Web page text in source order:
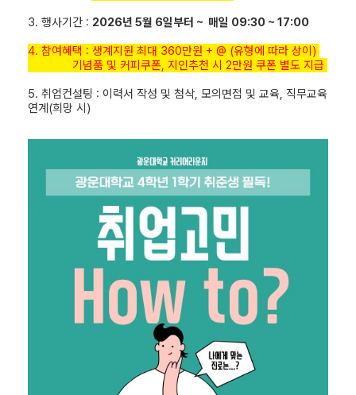
3. 행사기간 : 2026년 5월 6일부터 ~ ​ 매일 09:30 ~ 17:00
4. 참여혜택 : 생계지원 최대 360만원 + @ (유형에 따라 상이)
기념품 및 커피쿠폰, 지인추천 시 2만원 쿠폰 별도 지급
5. 취업컨설팅 : 이력서 작성 및 첨삭, 모의면접 및 교육, 직무교육
연계(희망 시)